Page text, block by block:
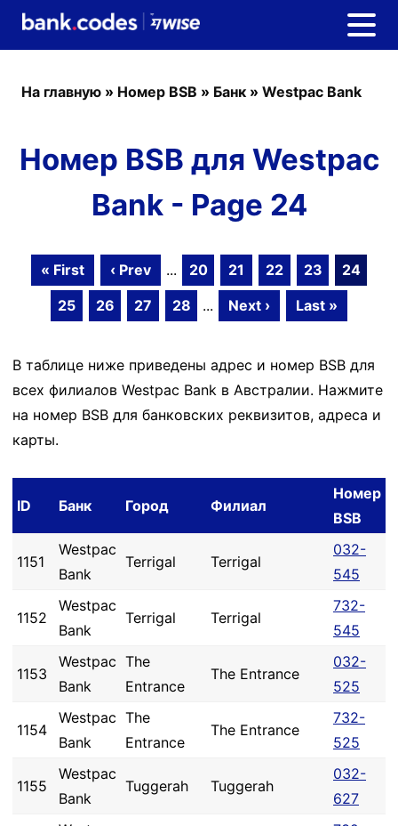
На главную » Номер BSB » Банк » Westpac Bank
Номер BSB для Westpac
Bank - Page 24
« First ‹ Prev ... 20 21 22 23
24
25
26 27 28 ... Next › Last »
В таблице ниже приведены адрес и номер BSB для
всех филиалов Westpac Bank в Австралии. Нажмите
на номер BSB для банковских реквизитов, адреса и
карты.
ID Банк Город Филиал
Номер
BSB
1151
Westpac
Bank
Terrigal Terrigal
032-
545
1152
Westpac
Bank
Terrigal Terrigal
732-
545
1153
Westpac
Bank
The
Entrance
The Entrance
032-
525
1154
Westpac
Bank
The
Entrance
The Entrance
732-
525
1155
Westpac
Bank
Tuggerah Tuggerah
032-
627